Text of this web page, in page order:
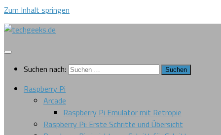
Zum Inhalt springen
Suchen nach:
Raspberry Pi
Arcade
Raspberry Pi Emulator mit Retropie
Raspberry Pi: Erste Schritte und Übersicht